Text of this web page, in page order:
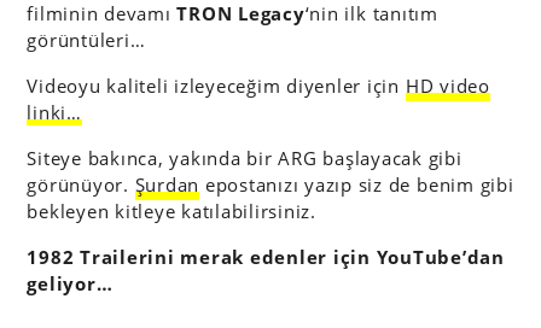
filminin devamıTRON Legacy‘nin ilk tanıtım
görüntüleri…
Videoyu kaliteli izleyeceğim diyenler için HD video
linki…
Siteye bakınca, yakında bir ARG başlayacak gibi
görünüyor. Şurdan epostanızı yazıp siz de benim gibi
bekleyen kitleye katılabilirsiniz.
1982 Trailerini merak edenler için YouTube’dan
geliyor…